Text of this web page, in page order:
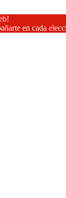
en cada